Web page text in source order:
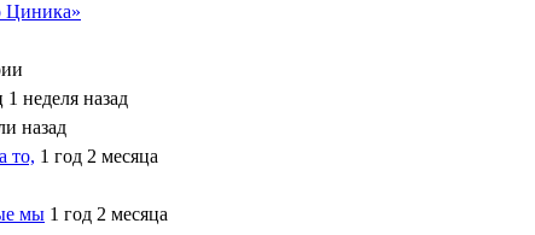
Циника»
1 неделя назад
назад
то, 1 год 2 месяца
мы 1 год 2 месяца